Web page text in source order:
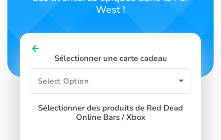
West !
Sélectionner une carte cadeau
Sélectionner des produits de Red Dead
Online Bars / Xbox